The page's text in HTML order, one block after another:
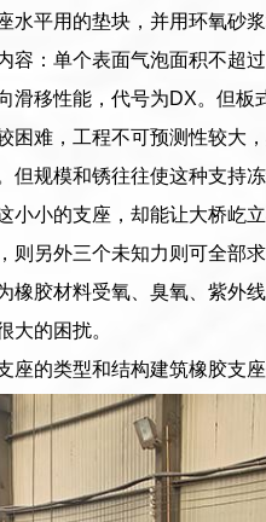
水平用的垫块，并用环氧砂
容：单个表面气泡面积不超
滑移性能，代号为DX。但
困难，工程不可预测性较大
但规模和锈往往使这种支持
小小的支座，却能让大桥屹
则另外三个未知力则可全部
橡胶材料受氧、臭氧、紫外
大的困扰。
座的类型和结构建筑橡胶支